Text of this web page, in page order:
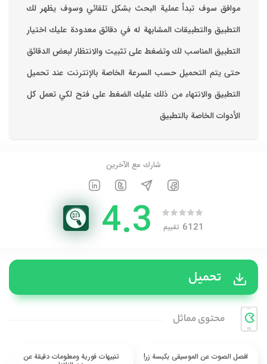
موافق ‏سوف تبدأ عملية البحث بشكل تلقائي وسوف يظهر لك
التطبيق والتطبيقات المشابهة له في دقائق معدودة ‏عليك اختيار
التطبيق المناسب لك وتضغط على تثبيت والانتظار لبعض الدقائق
حتى يتم التحميل حسب السرعة الخاصة بالإنترنت ‏عند تحميل
التطبيق والانتهاء من ذلك عليك الضغط على فتح لكي تعمل كل
الأدوات الخاصة بالتطبيق
شارك مع الآخرين
6121 تقييم 4.3
تحميل
محتوی مماثل
افصل الصوت عن الموسيقى بكبسة زر! تنبيهات فورية ومعلومات دقيقة عن